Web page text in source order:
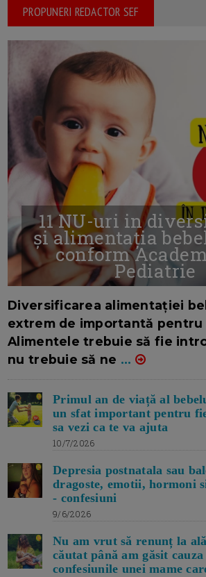
PROPUNERI REDACTOR SEF
11 NU-uri in
și alimentația
conform
Pediatrie
Diversificarea alimentației
extrem de importantă pentru
Alimentele trebuie să fie
nu trebuie să ne ...
Primul an de viață al
un sfat important pentru
sa vezi ca te va ajuta
10/7/2026
Depresia postnatala sau
dragoste, emotii, hormoni
- confesiuni
9/6/2026
Nu am vrut să renunț la
căutat până am găsit
confesiunile unei mame